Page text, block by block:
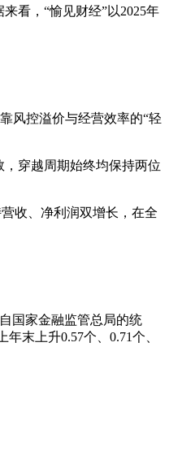
看，“愉见财经”以2025年
风控溢价与经营效率的“轻
穿越周期始终均保持两位
收、净利润双增长，在全
国家金融监管总局的统
末上升0.57个、0.71个、